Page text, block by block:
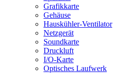
Grafikkarte
Gehäuse
Hauskühler-Ventilator
Netzgerät
Soundkarte
Druckluft
I/O-Karte
Optisches Laufwerk